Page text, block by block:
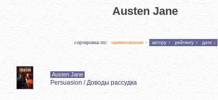
Austen Jane
сортировка по: наименованию ↑ автору ↑ рейтингу ↑ дате ↓
Austen Jane
Persuasion / Доводы рассудка